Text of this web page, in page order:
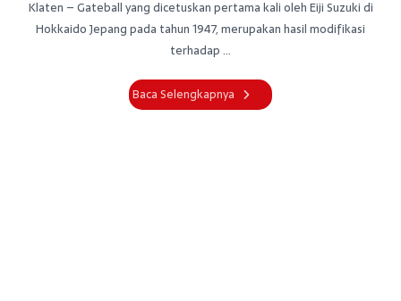
Klaten – Gateball yang dicetuskan pertama kali oleh Eiji Suzuki di
Hokkaido Jepang pada tahun 1947, merupakan hasil modifikasi
terhadap ...
Baca Selengkapnya